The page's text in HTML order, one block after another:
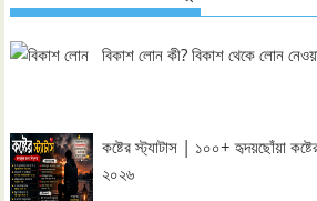
বিকাশ লোন কী? বিকাশ থেকে লোন
কষ্টের স্ট্যাটাস | ১০০+ হৃদয়ছোঁয়া
২০২৬